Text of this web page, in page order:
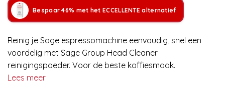
Bespaar 46% met het ECCELLENTE alternatief
Reinig je Sage espressomachine eenvoudig, snel een
voordelig met Sage Group Head Cleaner
reinigingspoeder. Voor de beste koffiesmaak.
Lees meer